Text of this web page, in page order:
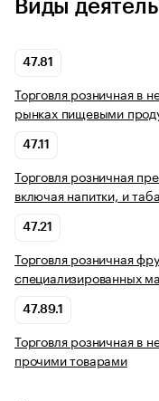
Виды
47.81
Торговля розничная в
рынках пищевыми
47.11
Торговля розничная
включая напитки, и
47.21
Торговля розничная
специализированных
47.89.1
Торговля розничная в
прочими товарами